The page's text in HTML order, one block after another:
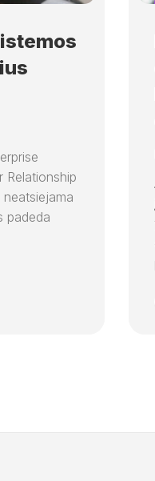
Relationship
padeda